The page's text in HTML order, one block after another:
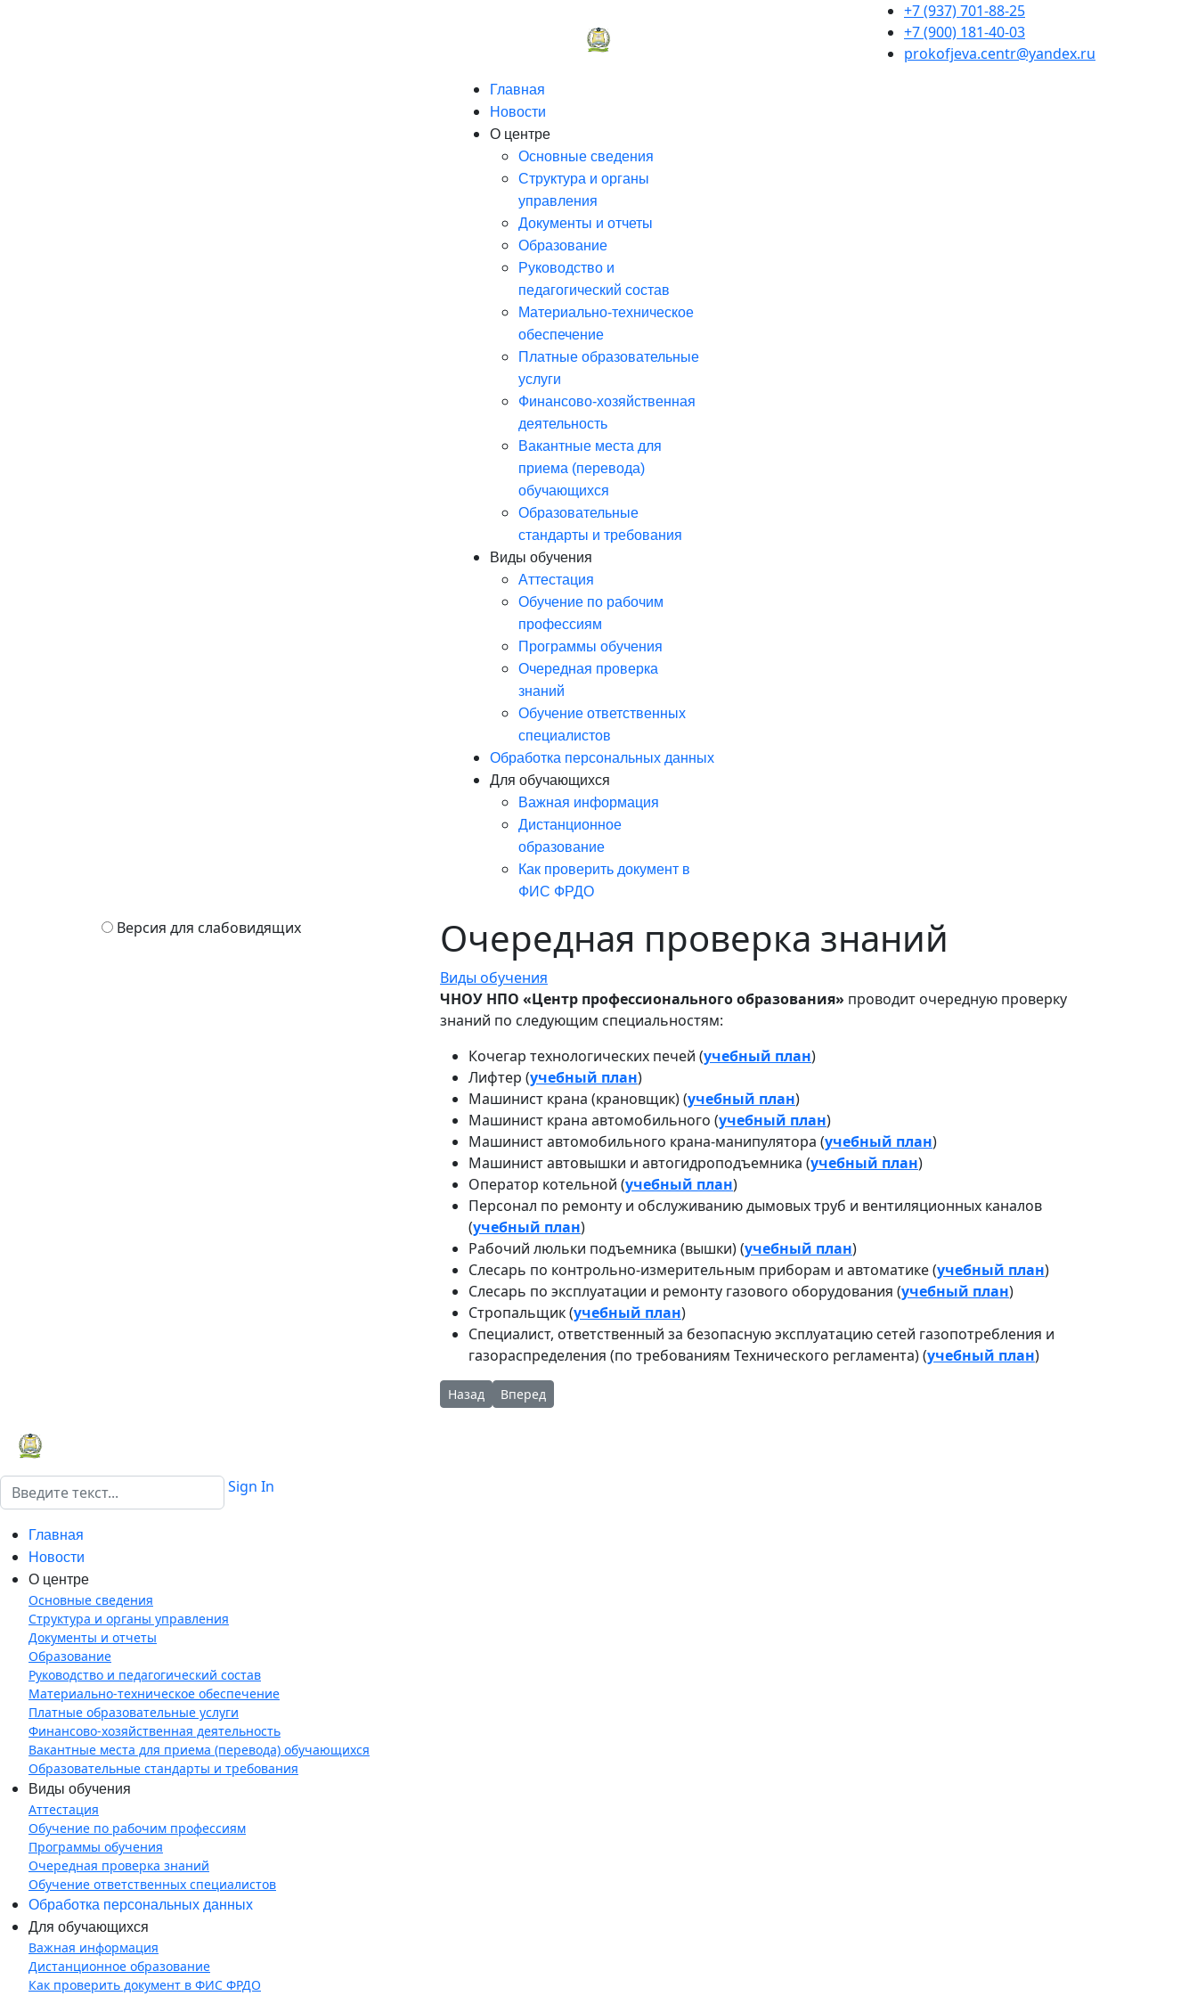
+7 (937) 701-88-25
+7 (900) 181-40-03
prokofjeva.centr@yandex.ru
Главная
Новости
О центре
Основные сведения
Структура и органы
управления
Документы и отчеты
Образование
Руководство и
педагогический состав
Материально-техническое
обеспечение
Платные образовательные
услуги
Финансово-хозяйственная
деятельность
Вакантные места для
приема (перевода)
обучающихся
Образовательные
стандарты и требования
Виды обучения
Аттестация
Обучение по рабочим
профессиям
Программы обучения
Очередная проверка
знаний
Обучение ответственных
специалистов
Обработка персональных данных
Для обучающихся
Важная информация
Дистанционное
образование
Как проверить документ в
ФИС ФРДО
Версия для слабовидящих Очередная проверка знаний
Виды обучения
ЧНОУ НПО «Центр профессионального образования» проводит очередную проверку
знаний по следующим специальностям:
Кочегар технологических печей (учебный план)
Лифтер (учебный план)
Машинист крана (крановщик) (учебный план)
Машинист крана автомобильного (учебный план)
Машинист автомобильного крана-манипулятора (учебный план)
Машинист автовышки и автогидроподъемника (учебный план)
Оператор котельной (учебный план)
Персонал по ремонту и обслуживанию дымовых труб и вентиляционных каналов
(учебный план)
Рабочий люльки подъемника (вышки) (учебный план)
Слесарь по контрольно-измерительным приборам и автоматике (учебный план)
Слесарь по эксплуатации и ремонту газового оборудования (учебный план)
Стропальщик (учебный план)
Специалист, ответственный за безопасную эксплуатацию сетей газопотребления и
газораспределения (по требованиям Технического регламента) (учебный план)
Предыдущий: Обучение ответственных специалистов
Назад Следующий: Аттестация
Вперед
Поиск Sign In
Главная
Новости
О центре
Основные сведения
Структура и органы управления
Документы и отчеты
Образование
Руководство и педагогический состав
Материально-техническое обеспечение
Платные образовательные услуги
Финансово-хозяйственная деятельность
Вакантные места для приема (перевода) обучающихся
Образовательные стандарты и требования
Виды обучения
Аттестация
Обучение по рабочим профессиям
Программы обучения
Очередная проверка знаний
Обучение ответственных специалистов
Обработка персональных данных
Для обучающихся
Важная информация
Дистанционное образование
Как проверить документ в ФИС ФРДО